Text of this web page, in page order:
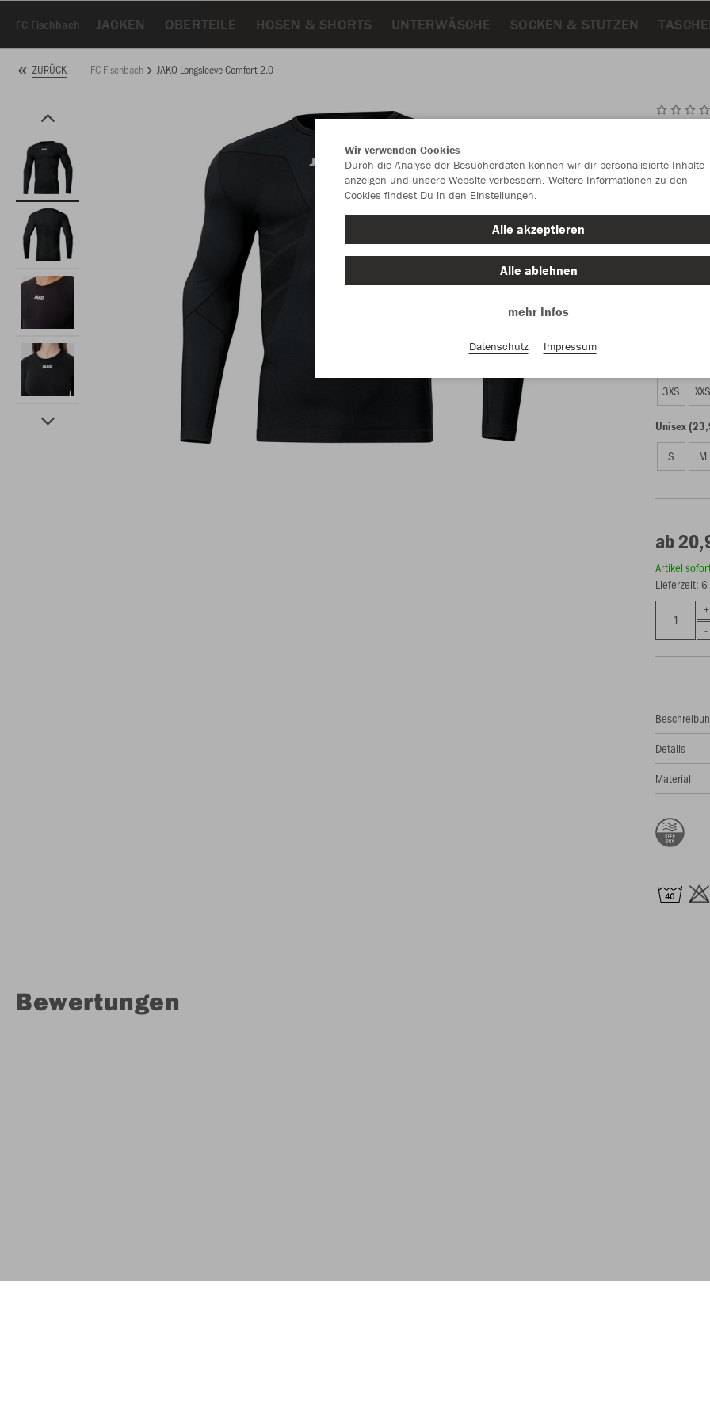
FC Fischbach JACKEN OBERTEILE HOSEN & SHORTS UNTERWÄSCHE SOCKEN & STUTZEN
ZURÜCK FC Fischbach JAKO Longsleeve Comfort 2.0
schwarz
3XS
Unisex
S M
ab
Artikel
Lieferzeit: 6
Details
Material
Bewertungen
Wir verwenden Cookies
Durch die Analyse der Besucherdaten können wir dir personalisierte Inhalte
anzeigen und unsere Website verbessern. Weitere Informationen zu den
Cookies findest Du in den Einstellungen.
Alle akzeptieren
Alle ablehnen
mehr Infos
Datenschutz Impressum